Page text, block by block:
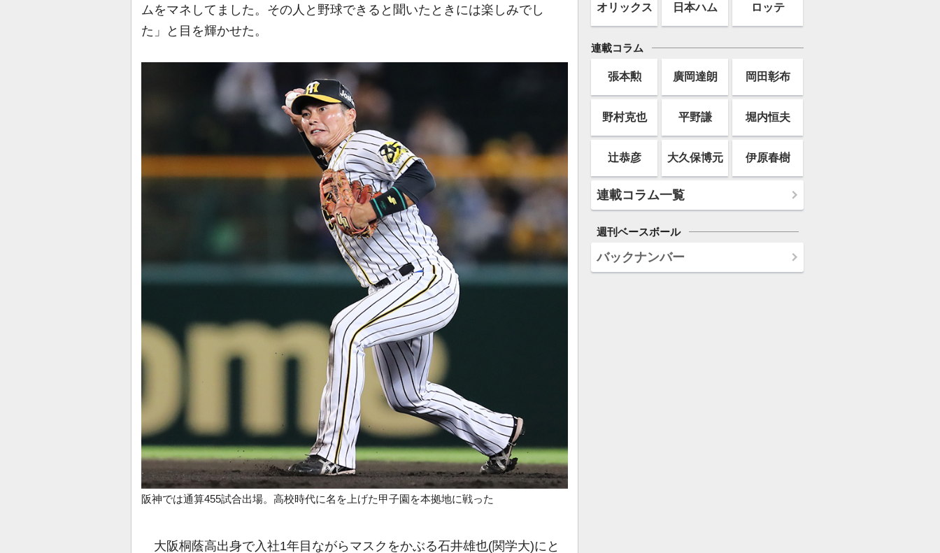
ムをマネしてました。その人と野球できると聞いたときには楽しみでし
た」と目を輝かせた。
阪神では通算455試合出場。高校時代に名を上げた甲子園を本拠地に戦った
大阪桐蔭高出身で入社1年目ながらマスクをかぶる石井雄也(関学大)にと
オリックス 日本ハム ロッテ
連載コラム
張本勲 廣岡達朗 岡田彰布
野村克也 平野謙 堀内恒夫
辻恭彦 大久保博元 伊原春樹
連載コラム一覧
週刊ベースボール
バックナンバー